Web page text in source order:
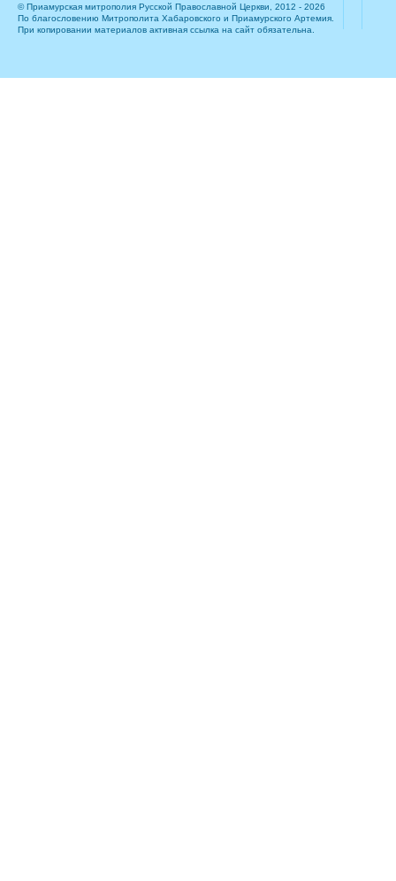
© Приамурская митрополия Русской Православной Церкви, 2012 - 2026
По благословению Митрополита Хабаровского и Приамурского Артемия.
При копировании материалов активная ссылка на сайт обязательна.